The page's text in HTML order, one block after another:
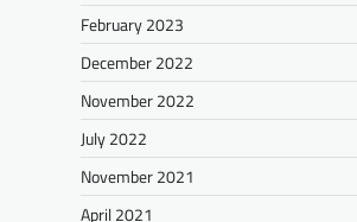
February 2023
December 2022
November 2022
July 2022
November 2021
April 2021